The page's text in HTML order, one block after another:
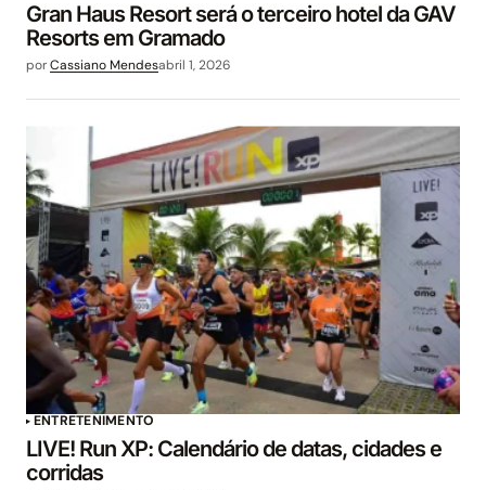
Gran Haus Resort será o terceiro hotel da GAV
Resorts em Gramado
porCassiano Mendesabril 1, 2026
ENTRETENIMENTO
LIVE! Run XP: Calendário de datas, cidades e
corridas